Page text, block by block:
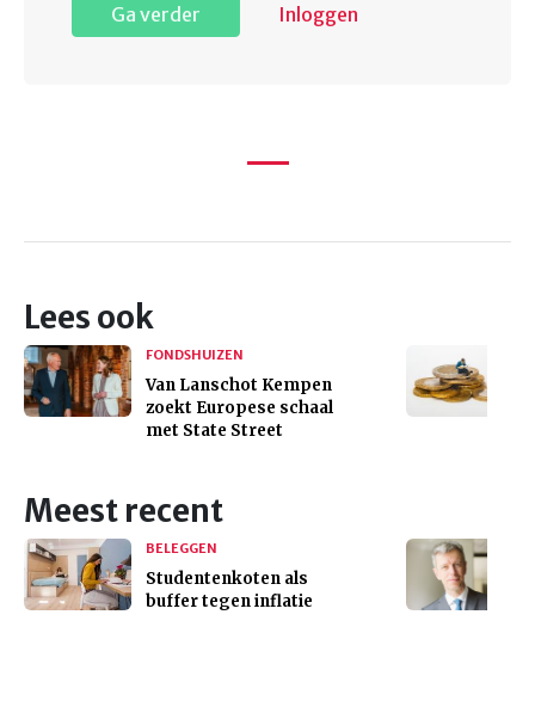
Ga verder Inloggen
Lees ook
FONDSHUIZEN
Van Lanschot Kempen
zoekt Europese schaal
met State Street
Meest recent
BELEGGEN
Studentenkoten als
buffer tegen inflatie